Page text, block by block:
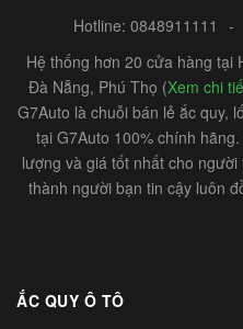
Hotline: 0848911111 -
Hệ thống hơn 20 cửa hàng tại
Đà Nẵng, Phú Thọ (Xem chi
G7Auto là chuỗi bán lẻ ắc quy,
tại G7Auto 100% chính
lượng và giá tốt nhất cho
thành người bạn tin cậy luôn
ẮC QUY Ô TÔ